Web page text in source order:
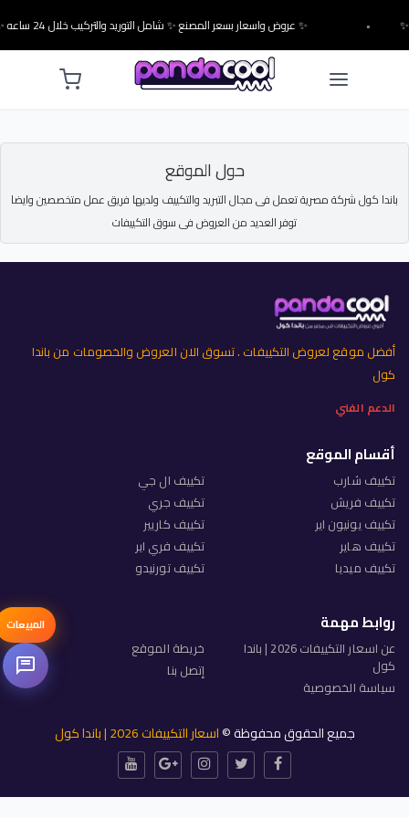
✨ عروض واسعار بسعر المصنع ✨ شامل التوريد والتركيب خلال 24 ساعه ✨
حول الموقع
كول شركة مصرية تعمل فى مجال التبريد والتكييف ولديها فريق عمل متخصصين وايضا
توفر العديد من العروض فى سوق التكييفات
أفضل موقع لعروض التكييفات . تسوق الان العروض والخصومات من باندا
كول
الدعم الفني
أقسام الموقع
تكييف شارب
تكييف ال جي
تكييف فريش
تكييف جري
تكييف يونيون اير
تكييف كاريير
تكييف هاير
تكييف فري اير
تكييف ميديا
تكييف تورنيدو
روابط مهمة
عن اسعار التكييفات 2026 | باندا
كول
سياسة الخصوصية
خريطة الموقع
إتصل بنا
جميع الحقوق محفوظة ©اسعار التكييفات 2026 | باندا كول
المبيعات